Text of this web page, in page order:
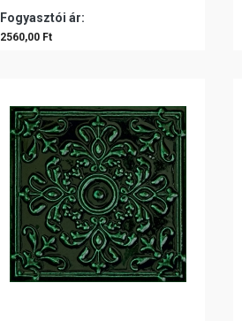
Fogyasztói ár:
2560,00 Ft